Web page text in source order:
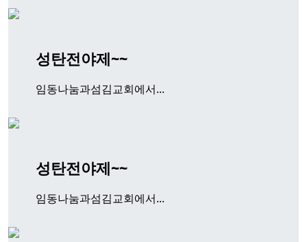
성탄전야제~~
임동나눔과섬김교회에서...
성탄전야제~~
임동나눔과섬김교회에서...